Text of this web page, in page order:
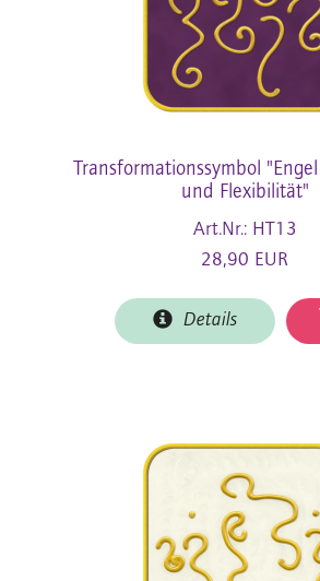
Transformationssymbol
und Flexibilität"
Art.Nr.: HT13
28,90 EUR
Details